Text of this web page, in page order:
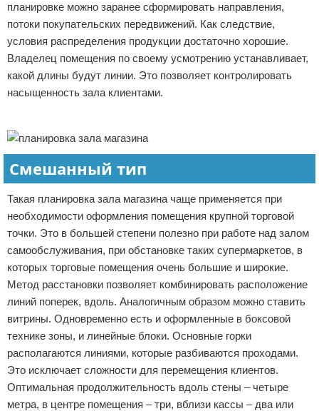
планировке можно заранее сформировать направления,
потоки покупательских передвижений. Как следствие,
условия распределения продукции достаточно хорошие.
Владелец помещения по своему усмотрению устанавливает,
какой длины будут линии. Это позволяет контролировать
насыщенность зала клиентами.
Смешанный тип
Такая планировка зала магазина чаще применяется при
необходимости оформления помещения крупной торговой
точки. Это в большей степени полезно при работе над залом
самообслуживания, при обстановке таких супермаркетов, в
которых торговые помещения очень большие и широкие.
Метод расстановки позволяет комбинировать расположение
линий поперек, вдоль. Аналогичным образом можно ставить
витрины. Одновременно есть и оформленные в боксовой
технике зоны, и линейные блоки. Основные горки
располагаются линиями, которые разбиваются проходами.
Это исключает сложности для перемещения клиентов.
Оптимальная продолжительность вдоль стены – четыре
метра, в центре помещения – три, вблизи кассы – два или